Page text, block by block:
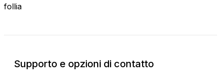
follia
Supporto e opzioni di contatto